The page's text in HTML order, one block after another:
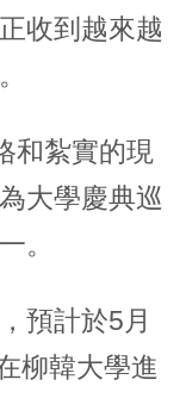
收到越來越
和紮實的現
大學慶典巡
。
預計於5月
柳韓大學進